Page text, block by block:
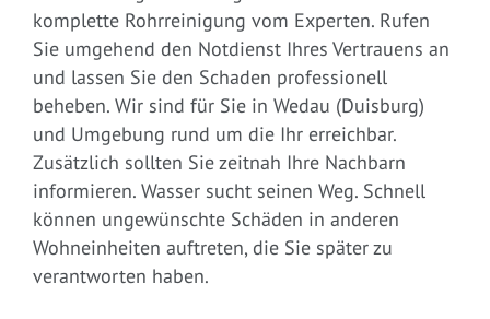
komplette Rohrreinigung vom Experten. Rufen
Sie umgehend den Notdienst Ihres Vertrauens an
und lassen Sie den Schaden professionell
beheben. Wir sind für Sie in Wedau (Duisburg)
und Umgebung rund um die Ihr erreichbar.
Zusätzlich sollten Sie zeitnah Ihre Nachbarn
informieren. Wasser sucht seinen Weg. Schnell
können ungewünschte Schäden in anderen
Wohneinheiten auftreten, die Sie später zu
verantworten haben.